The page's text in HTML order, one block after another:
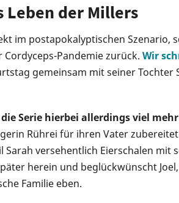
Leben der Millers
im postapokalyptischen Szenario,
Pandemie zurück. Wir
gemeinsam mit seiner Tochter
Serie hierbei allerdings viel
Rührei für ihren Vater
versehentlich Eierschalen mit
herein und beglückwünscht
Familie eben.